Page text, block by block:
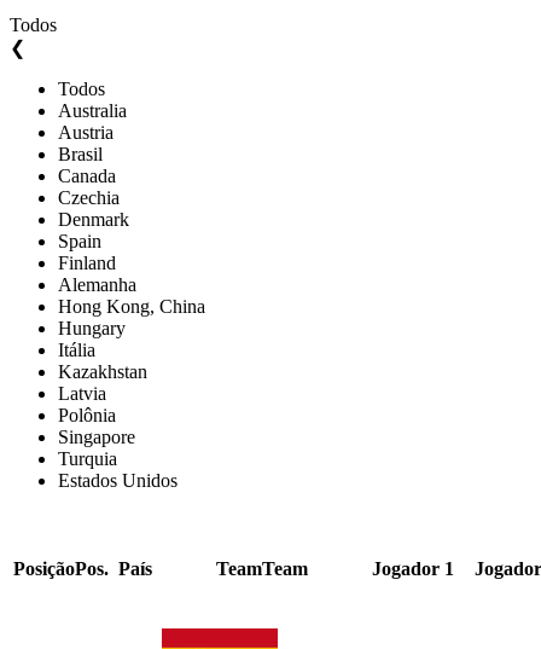
Todos
❮
Todos
Australia
Austria
Brasil
Canada
Czechia
Denmark
Spain
Finland
Alemanha
Hong Kong, China
Hungary
Itália
Kazakhstan
Latvia
Polônia
Singapore
Turquia
Estados Unidos
PosiçãoPos. País TeamTeam Jogador 1